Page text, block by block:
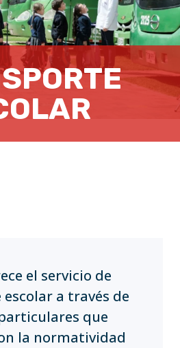
el servicio de
a través de
que
la normatividad